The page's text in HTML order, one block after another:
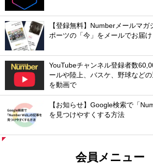
【登録無料】Numberメールマガ
ポーツの「今」をメールでお届け
YouTubeチャンネル登録者数
ールや陸上、バスケ、野球など
を動画で
【お知らせ】Google検索で「
を見つけやすくする方法
会員メニュー